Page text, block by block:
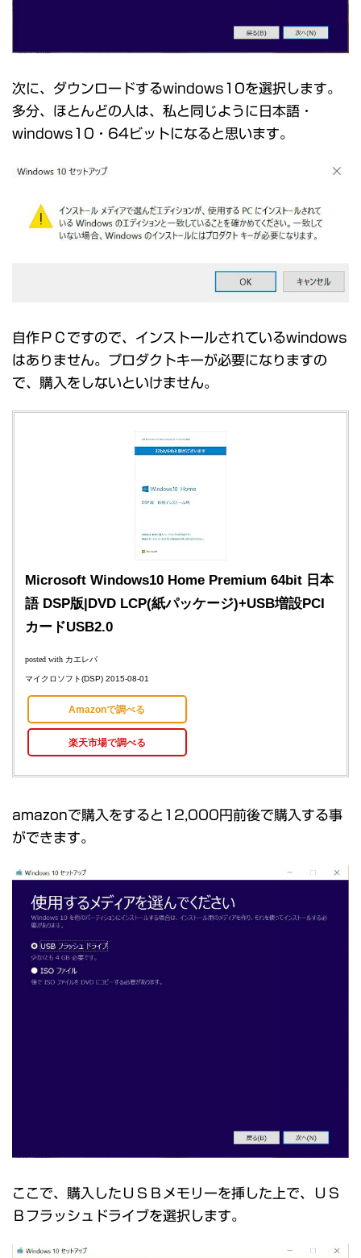
次に、ダウンロードするwindows10を選択します。
多分、ほとんどの人は、私と同じように日本語・
windows10・64ビットになると思います。
自作ＰＣですので、インストールされているwindows
はありません。プロダクトキーが必要になりますの
で、購入をしないといけません。
Microsoft Windows10 Home Premium 64bit 日本
語 DSP版|DVD LCP(紙パッケージ)+USB増設PCI
カードUSB2.0
posted with カエレバ
マイクロソフト(DSP) 2015-08-01
Amazonで調べる
楽天市場で調べる
amazonで購入をすると12,000円前後で購入する事
ができます。
ここで、購入したＵＳＢメモリーを挿した上で、ＵＳ
Ｂフラッシュドライブを選択します。